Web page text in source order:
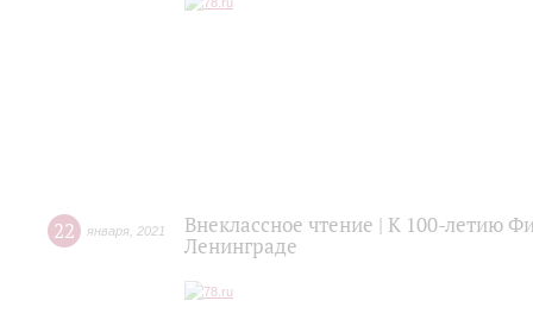
22 января 2021
Внеклассное чтение | К 100-летию
Ленинграде